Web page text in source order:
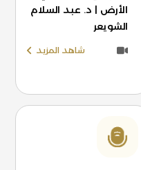
الأرض | د. عبد السلام
الشويعر
شاهد المزيد